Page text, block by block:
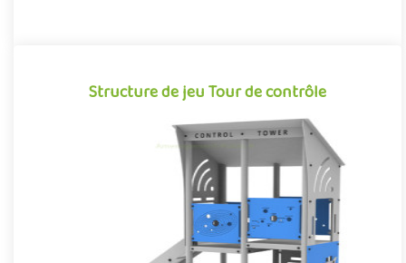
Structure de jeu Tour de contrôle
Structure de jeu Tour de contrôle
Structure multi-activité pour aire de jeux extérieurs sur le thème
de l'aéronautique et de la navigation aérienne, la Tour de..
Offre partenaire